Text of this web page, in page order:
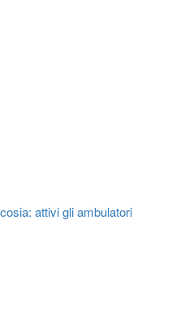
attivi gli ambulatori